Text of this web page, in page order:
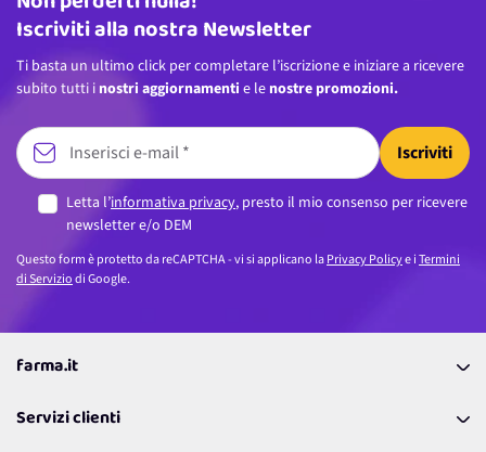
Iscriviti alla nostra Newsletter
Ti basta un ultimo click per completare l’iscrizione e iniziare a ricevere
subito tutti i nostri aggiornamenti e le nostre promozioni.
Iscriviti
Letta l’informativa privacy, presto il mio consenso per ricevere
newsletter e/o DEM
Questo form è protetto da reCAPTCHA - vi si applicano laPrivacy Policye iTermini
di Serviziodi Google.
farma.it
Coupon
Servizi clienti